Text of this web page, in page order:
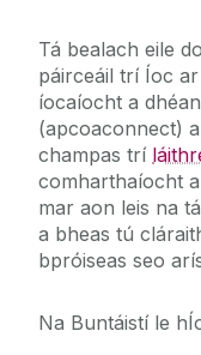
Tá bealach eile
páirceáil trí Íoc
íocaíocht a
(apcoaconnect)
champas trí
comharthaíocht
mar aon leis na
a bheas tú
bpróiseas seo
Na Buntáistí le